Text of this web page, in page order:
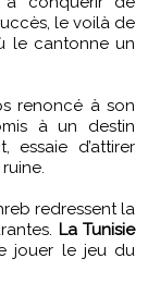
le voilà de
le cantonne un
renoncé à son
à un destin
d’attirer
redressent la
La Tunisie
jouer le jeu du